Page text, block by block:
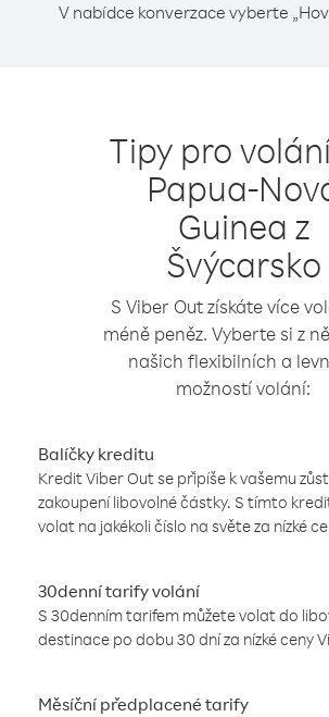
V nabídce konverzace vyberte
Tipy pro
Papua-
Guinea z
Švýcarsko
S Viber Out získáte více
méně peněz. Vyberte si z
našich flexibilních a
možností volání:
Balíčky kreditu
Kredit Viber Out se připíše k vašemu
zakoupení libovolné částky. S tímto
volat na jakékoli číslo na světe za nízké
30denní tarify volání
S 30denním tarifem můžete volat do
destinace po dobu 30 dní za nízké ceny
Měsíční předplacené tarify